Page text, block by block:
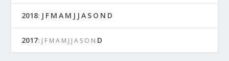
2018: J F M A M J J A S O N D
2017: J F M A M J J A S O N D